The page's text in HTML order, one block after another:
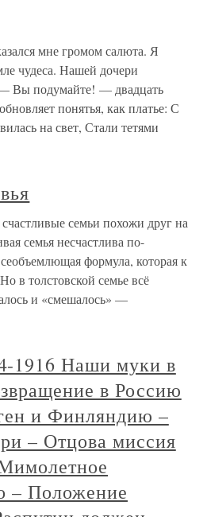
мне громом салюта. Я
чудеса. Нашей дочери
Вы подумайте! — двадцать
понятья, как платье: С
на свет, Стали тетями
семьи похожи друг на
семья несчастлива по-
формула, которая к
в толстовской семье всё
и «смешалось» —
1916 Наши муки в
в Россию
и Финляндию –
– Отцова миссия
– Положение